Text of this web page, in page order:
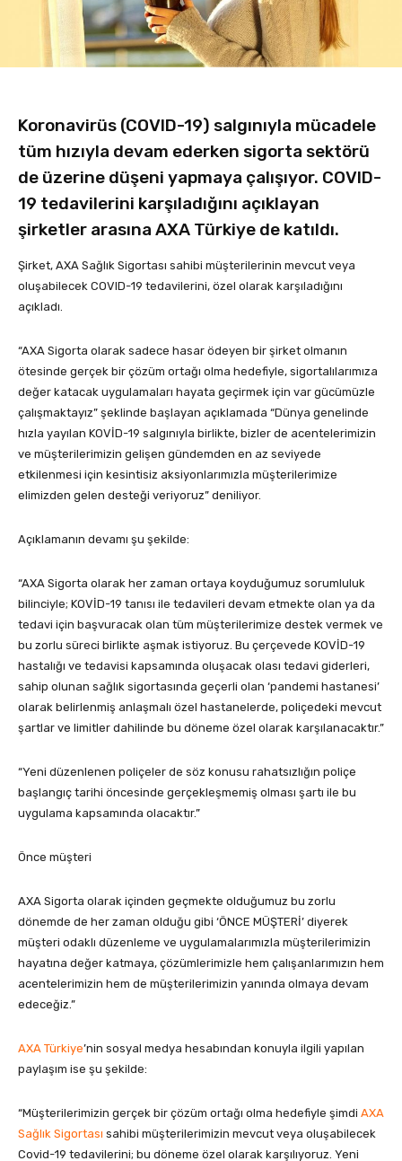
Koronavirüs (COVID-19) salgınıyla mücadele
tüm hızıyla devam ederken sigorta sektörü
de üzerine düşeni yapmaya çalışıyor. COVID-
19 tedavilerini karşıladığını açıklayan
şirketler arasına AXA Türkiye de katıldı.
Şirket, AXA Sağlık Sigortası sahibi müşterilerinin mevcut veya
oluşabilecek COVID-19 tedavilerini, özel olarak karşıladığını
açıkladı.
“AXA Sigorta olarak sadece hasar ödeyen bir şirket olmanın
ötesinde gerçek bir çözüm ortağı olma hedefiyle, sigortalılarımıza
değer katacak uygulamaları hayata geçirmek için var gücümüzle
çalışmaktayız” şeklinde başlayan açıklamada “Dünya genelinde
hızla yayılan KOVİD-19 salgınıyla birlikte, bizler de acentelerimizin
ve müşterilerimizin gelişen gündemden en az seviyede
etkilenmesi için kesintisiz aksiyonlarımızla müşterilerimize
elimizden gelen desteği veriyoruz” deniliyor.
Açıklamanın devamı şu şekilde:
“AXA Sigorta olarak her zaman ortaya koyduğumuz sorumluluk
bilinciyle; KOVİD-19 tanısı ile tedavileri devam etmekte olan ya da
tedavi için başvuracak olan tüm müşterilerimize destek vermek ve
bu zorlu süreci birlikte aşmak istiyoruz. Bu çerçevede KOVİD-19
hastalığı ve tedavisi kapsamında oluşacak olası tedavi giderleri,
sahip olunan sağlık sigortasında geçerli olan ‘pandemi hastanesi’
olarak belirlenmiş anlaşmalı özel hastanelerde, poliçedeki mevcut
şartlar ve limitler dahilinde bu döneme özel olarak karşılanacaktır.”
“Yeni düzenlenen poliçeler de söz konusu rahatsızlığın poliçe
başlangıç tarihi öncesinde gerçekleşmemiş olması şartı ile bu
uygulama kapsamında olacaktır.”
Önce müşteri
AXA Sigorta olarak içinden geçmekte olduğumuz bu zorlu
dönemde de her zaman olduğu gibi ‘ÖNCE MÜŞTERİ’ diyerek
müşteri odaklı düzenleme ve uygulamalarımızla müşterilerimizin
hayatına değer katmaya, çözümlerimizle hem çalışanlarımızın hem
acentelerimizin hem de müşterilerimizin yanında olmaya devam
edeceğiz.”
AXA Türkiye’nin sosyal medya hesabından konuyla ilgili yapılan
paylaşım ise şu şekilde:
“Müşterilerimizin gerçek bir çözüm ortağı olma hedefiyle şimdi AXA
Sağlık Sigortası sahibi müşterilerimizin mevcut veya oluşabilecek
Covid-19 tedavilerini; bu döneme özel olarak karşılıyoruz. Yeni